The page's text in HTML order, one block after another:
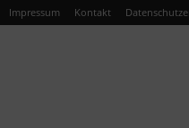
Impressum Kontakt